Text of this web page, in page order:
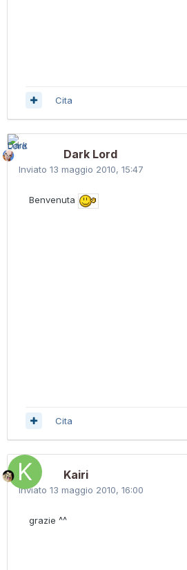
Cita
Dark Lord
Inviato 13 maggio 2010, 15:47
Benvenuta
Cita
Kairi
Inviato 13 maggio 2010, 16:00
grazie ^^